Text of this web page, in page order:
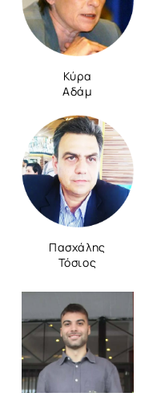
Κύρα
Αδάμ
Πασχάλης
Τόσιος